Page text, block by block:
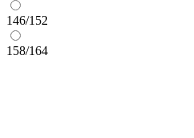
146/152
158/164